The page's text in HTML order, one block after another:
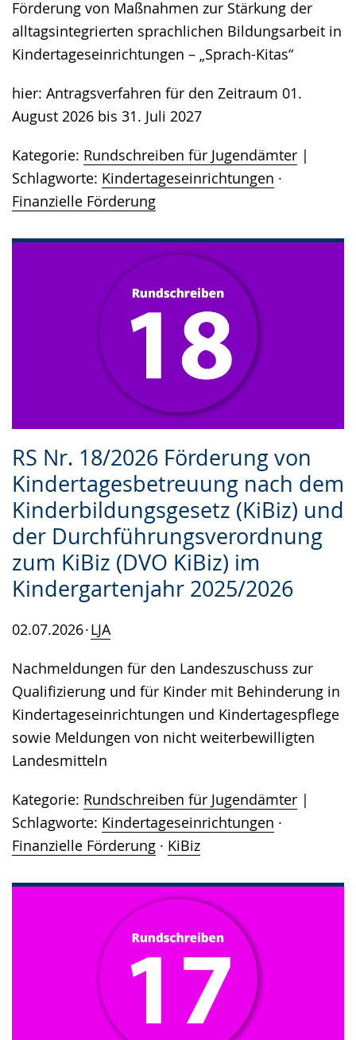
Förderung von Maßnahmen zur Stärkung der
alltagsintegrierten sprachlichen Bildungsarbeit in
Kindertageseinrichtungen – „Sprach-Kitas“
hier: Antragsverfahren für den Zeitraum 01.
August 2026 bis 31. Juli 2027
Kategorie: Rundschreiben für Jugendämter
Schlagworte: Kindertageseinrichtungen ·
Finanzielle Förderung
RS Nr. 18/2026 Förderung von
Kindertagesbetreuung nach dem
Kinderbildungsgesetz (KiBiz) und
der Durchführungsverordnung
zum KiBiz (DVO KiBiz) im
Kindergartenjahr 2025/2026
02.07.2026 LJA
Nachmeldungen für den Landeszuschuss zur
Qualifizierung und für Kinder mit Behinderung in
Kindertageseinrichtungen und Kindertagespflege
sowie Meldungen von nicht weiterbewilligten
Landesmitteln
Kategorie: Rundschreiben für Jugendämter
Schlagworte: Kindertageseinrichtungen ·
Finanzielle Förderung · KiBiz